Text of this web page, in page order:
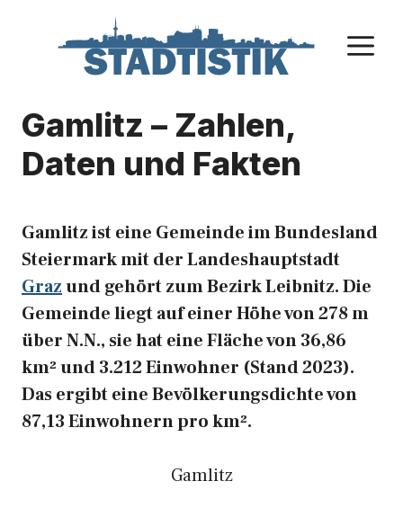
Gamlitz – Zahlen,
Daten und Fakten
Gamlitz ist eine Gemeinde im Bundesland
Steiermark mit der Landeshauptstadt
Grazund gehört zum Bezirk Leibnitz. Die
Gemeinde liegt auf einer Höhe von 278 m
über N.N., sie hat eine Fläche von 36,86
km² und 3.212 Einwohner (Stand 2023).
Das ergibt eine Bevölkerungsdichte von
87,13 Einwohnern pro km².
Gamlitz